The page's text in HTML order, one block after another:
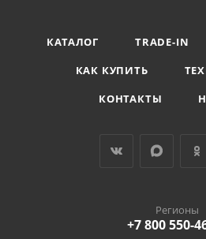
КАТАЛОГ TRADE-IN
КАК КУПИТЬ
КОНТАКТЫ
Регионы
+7 800 550-